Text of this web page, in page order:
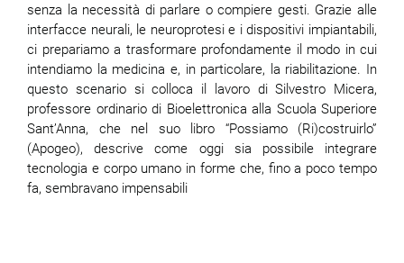
senza la necessità di parlare o compiere gesti. Grazie alle
interfacce neurali, le neuroprotesi e i dispositivi impiantabili,
ci prepariamo a trasformare profondamente il modo in cui
intendiamo la medicina e, in particolare, la riabilitazione. In
questo scenario si colloca il lavoro di Silvestro Micera,
professore ordinario di Bioelettronica alla Scuola Superiore
Sant’Anna, che nel suo libro “Possiamo (Ri)costruirlo”
(Apogeo), descrive come oggi sia possibile integrare
tecnologia e corpo umano in forme che, fino a poco tempo
fa, sembravano impensabili